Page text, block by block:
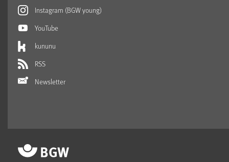
Instagram (BGW young)
YouTube
kununu
RSS
Newsletter